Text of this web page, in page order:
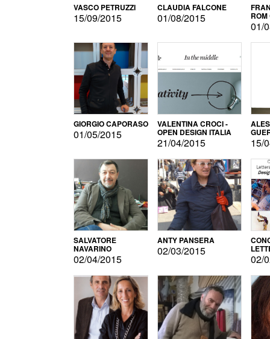
VASCO PETRUZZI
15/09/2015
CLAUDIA FALCONE
01/08/2015
01/
GIORGIO CAPORASO
01/05/2015
VALENTINA CROCI -
OPEN DESIGN ITALIA
21/04/2015 15/
SALVATORE
NAVARINO
02/04/2015
ANTY PANSERA
02/03/2015
02/